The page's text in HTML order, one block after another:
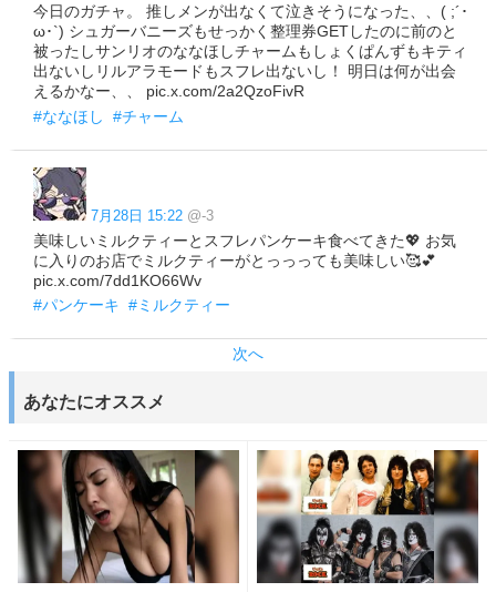
今日のガチャ。 推しメンが出なくて泣きそうになった、、( ;´･
ω･`) シュガーバニーズもせっかく整理券GETしたのに前のと
被ったしサンリオのななほしチャームもしょくぱんずもキティ
出ないしリルアラモードもスフレ出ないし！ 明日は何が出会
えるかなー、、 pic.x.com/2a2QzoFivR
#ななほし
#チャーム
7月28日 15:22 @-3
美味しいミルクティーとスフレパンケーキ食べてきた💖 お気
に入りのお店でミルクティーがとっっっても美味しい🥰💕
pic.x.com/7dd1KO66Wv
#パンケーキ #ミルクティー
次へ
あなたにオススメ